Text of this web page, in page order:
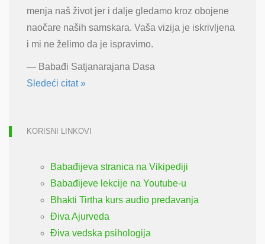
menja naš život jer i dalje gledamo kroz obojene
naočare naših samskara. Vaša vizija je iskrivljena
i mi ne želimo da je ispravimo.
— Babađi Satjanarajana Dasa
Sledeći citat »
KORISNI LINKOVI
Babađijeva stranica na Vikipediji
Babađijeve lekcije na Youtube-u
Bhakti Tirtha kurs audio predavanja
Điva Ajurveda
Điva vedska psihologija